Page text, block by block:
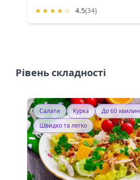
★ ★ ★ ★ ☆ 4.5(34)
Рівень складності
Салати Курка
До 60 хвилин
Швидко та легко